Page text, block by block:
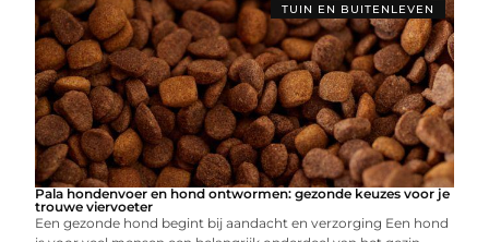
TUIN EN BUITENLEVEN
Pala hondenvoer en hond ontwormen: gezonde keuzes voor je
trouwe viervoeter
Een gezonde hond begint bij aandacht en verzorging Een hond